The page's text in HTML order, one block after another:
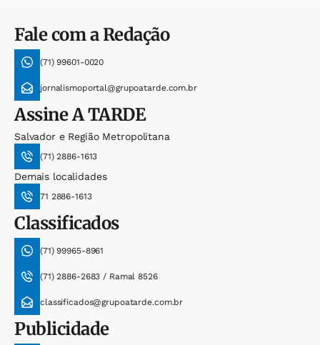
Fale com a Redação
(71) 99601-0020
jornalismoportal@grupoatarde.com.br
AssineA TARDE
Salvador e Região Metropolitana
(71) 2886-1613
Demais localidades
71 2886-1613
Classificados
(71) 99965-8961
(71) 2886-2683 / Ramal 8526
classificados@grupoatarde.com.br
Publicidade